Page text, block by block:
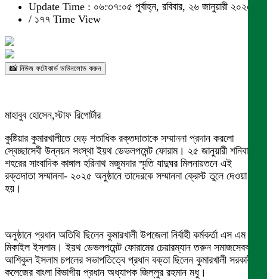
Update Time : ০৬:৩৭:০৫ পূর্বাহ্ন, রবিবার, ২৬ জানুয়ারী ২০২৫
/ ১৭৭ Time View
📸 নিউজ ফটোকার্ড ডাউনলোড করুন
মাহাবুব হোসেন,স্টাফ রিপোর্টার
কুষ্টিয়ার কুমারখালীতে দেড় শতাধিক রক্তদাতাকে সম্মাননা প্রদান করলো
স্বেচ্ছাসেবী উন্নয়ন সংস্থা ইয়থ ডেভলপমেন্ট ফোরাম। ২৫ জানুয়ারী শনিবার
শহরের সাংবাদিক কাঙ্গাল হরিনাথ মজুমদার স্মৃতি যাদুঘর মিলনায়তনে এই
রক্তদাতা সম্মাননা- ২০২৫ অনুষ্ঠানে তাদেরকে সম্মাননা ক্রেস্ট তুলে দেওয়া
হয়।
অনুষ্ঠানে প্রধান অতিথি ছিলেন কুমারখালী উপজেলা নির্বাহী কর্মকর্তা এস এম
মিকাইল ইসলাম। ইয়থ ডেভলপমেন্ট ফোরামের চেয়ারম্যান তরুন সমাজসেবক
আশিকুল ইসলাম চপলের সভাপতিত্বে প্রধান বক্তা ছিলেন কুমারখালী সরকারী
কলেজের বাংলা বিভাগীয় প্রধান অধ্যাপক জিল্লুর রহমান মধু।